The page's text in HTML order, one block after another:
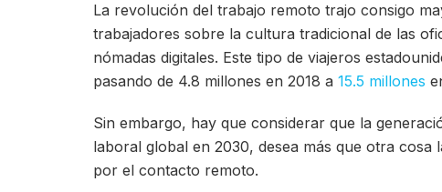
La revolución del trabajo remoto trajo consigo
trabajadores sobre la cultura tradicional de las
nómadas digitales. Este tipo de viajeros
pasando de 4.8 millones en 2018 a 15.5 millones
Sin embargo, hay que considerar que la
laboral global en 2030, desea más que otra
por el contacto remoto.